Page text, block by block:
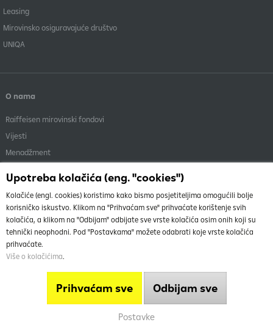
Upotreba kolačića (eng. "cookies")
Kolačiće (engl. cookies) koristimo kako bismo posjetiteljima omogućili bolje
korisničko iskustvo. Klikom na "Prihvaćam sve" prihvaćate korištenje svih
kolačića, a klikom na "Odbijam" odbijate sve vrste kolačića osim onih koji su
tehnički neophodni. Pod "Postavkama" možete odabrati koje vrste kolačića
prihvaćate.
Više o kolačićima.
Prihvaćam sve Odbijam sve
Postavke
Leasing
Mirovinsko osiguravajuće društvo
UNIQA
O nama
Raiffeisen mirovinski fondovi
Vijesti
Menadžment
O nama
Uvjeti korištenja stranice
Vrh